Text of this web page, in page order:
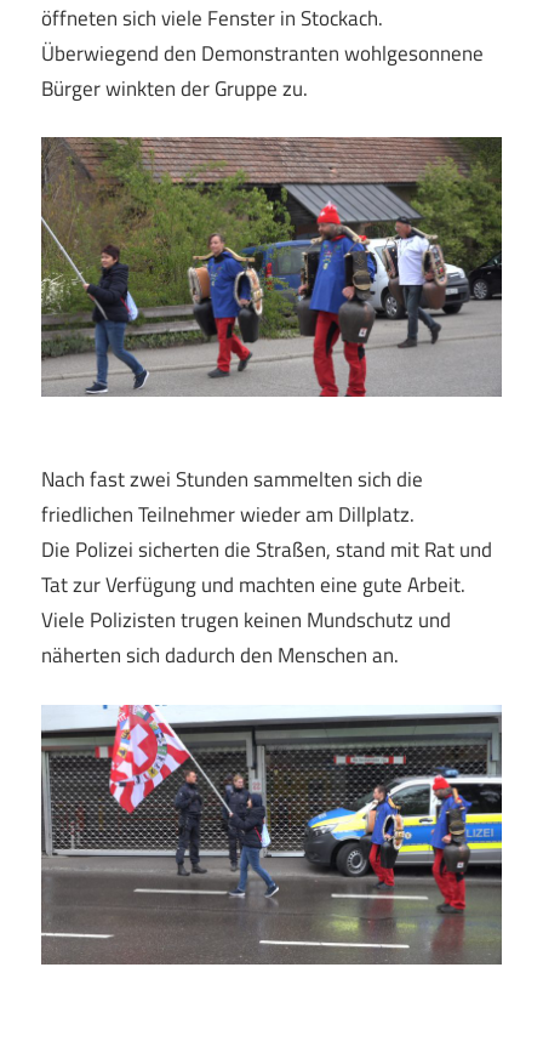
öffneten sich viele Fenster in Stockach.
Überwiegend den Demonstranten wohlgesonnene
Bürger winkten der Gruppe zu.
Nach fast zwei Stunden sammelten sich die
friedlichen Teilnehmer wieder am Dillplatz.
Die Polizei sicherten die Straßen, stand mit Rat und
Tat zur Verfügung und machten eine gute Arbeit.
Viele Polizisten trugen keinen Mundschutz und
näherten sich dadurch den Menschen an.